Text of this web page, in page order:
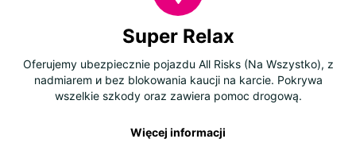
Super Relax
Oferujemy ubezpiecznie pojazdu All Risks (Na Wszystko), z
nadmiarem и bez blokowania kaucji na karcie. Pokrywa
wszelkie szkody oraz zawiera pomoc drogową.
Więcej informacji